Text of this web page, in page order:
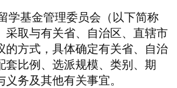
学基金管理委员会（以下简称
采取与有关省、自治区、直辖市
的方式，具体确定有关省、自治
套比例、选派规模、类别、期
务及其他有关事宜。